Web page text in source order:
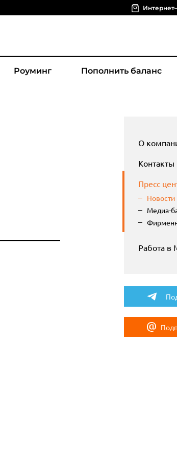
Роуминг Пополнить баланс
О
Контакты
Пресс
Новости
Медиа-
Работа в